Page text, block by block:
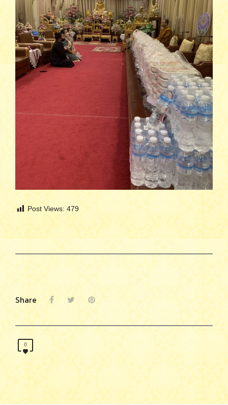
Post Views: 479
Share
0